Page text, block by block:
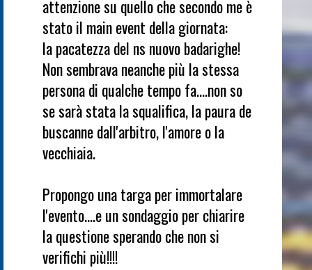
attenzione su quello che secondo me è
stato il main event della giornata:
la pacatezza del ns nuovo badarighe!
Non sembrava neanche più la stessa
persona di qualche tempo fa....non so
se sarà stata la squalifica, la paura de
buscanne dall'arbitro, l'amore o la
vecchiaia.
Propongo una targa per immortalare
l'evento....e un sondaggio per chiarire
la questione sperando che non si
verifichi più!!!!